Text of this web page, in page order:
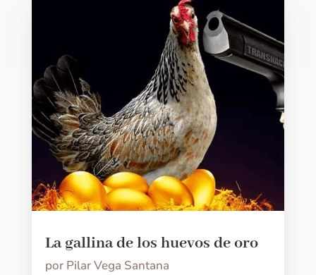
La gallina de los huevos de oro
por Pilar Vega Santana